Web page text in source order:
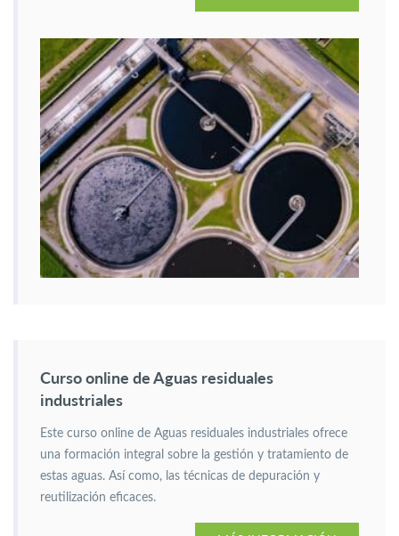
Curso online de Aguas residuales
industriales
Este curso online de Aguas residuales industriales ofrece
una formación integral sobre la gestión y tratamiento de
estas aguas. Así como, las técnicas de depuración y
reutilización eficaces.